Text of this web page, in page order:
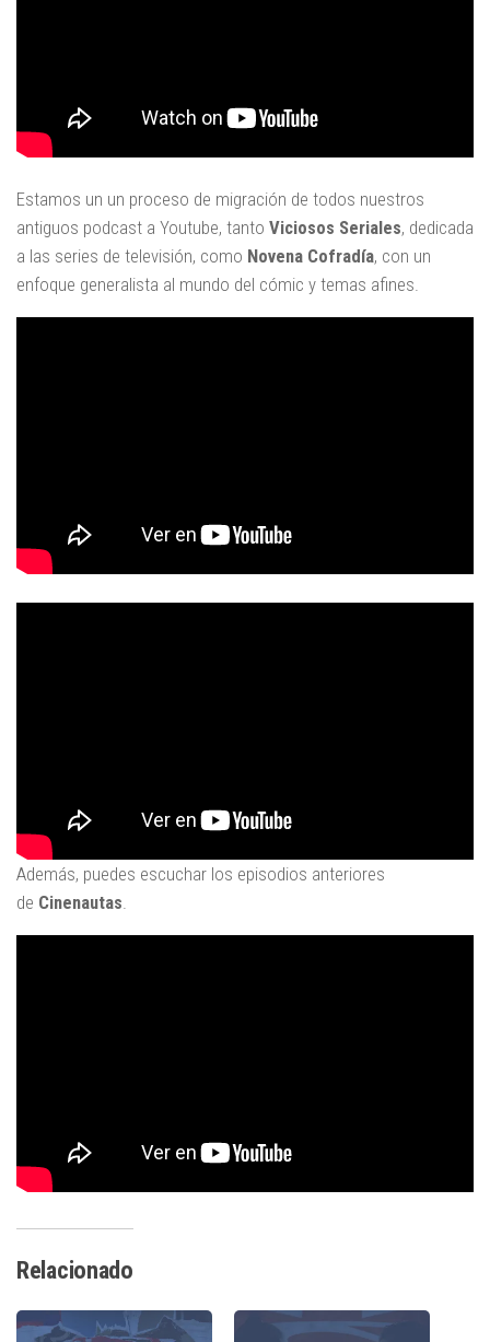
Estamos un un proceso de migración de todos nuestros
antiguos podcast a Youtube, tanto Viciosos Seriales, dedicada
a las series de televisión, como Novena Cofradía, con un
enfoque generalista al mundo del cómic y temas afines.
Además, puedes escuchar los episodios anteriores
de Cinenautas.
Relacionado